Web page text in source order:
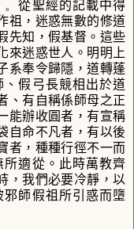
。從聖經的記載中得
祖，迷惑無數的修道
先知，假基督。這些
來迷惑世人。明明上
系奉令歸隱，道轉蓬
假弓長競相出於道
、有自稱係師母之正
能辦收圓者，有宣稱
自命不凡者，有以後
者，種種行徑不一而
所適從。此時萬教齊
，我們必要冷靜，以
師假祖所引惑而墮